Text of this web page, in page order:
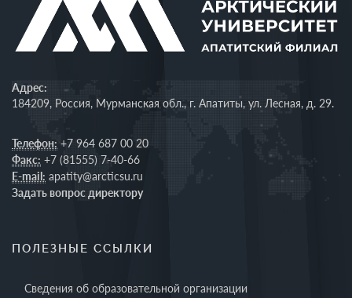
Адрес:
184209, Россия, Мурманская обл., г. Апатиты, ул. Лесная, д. 29.
Телефон: +7 964 687 00 20
Факс: +7 (81555) 7-40-66
E-mail: apatity@arcticsu.ru
Задать вопрос директору
ПОЛЕЗНЫЕ ССЫЛКИ
Сведения об образовательной организации